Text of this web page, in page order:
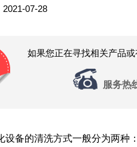
07-28
如果您正在寻找相关产品
服务热
的清洗方式一般分为两种：